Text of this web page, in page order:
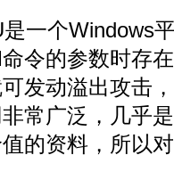
是一个Windows
令的参数时存
发动溢出攻击
常广泛，几乎
的资料，所以